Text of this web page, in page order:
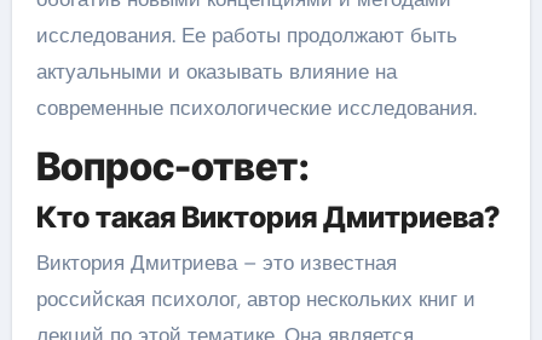
исследования. Ее работы продолжают быть
актуальными и оказывать влияние на
современные психологические исследования.
Вопрос-ответ:
Кто такая Виктория Дмитриева?
Виктория Дмитриева – это известная
российская психолог, автор нескольких книг и
лекций по этой тематике. Она является